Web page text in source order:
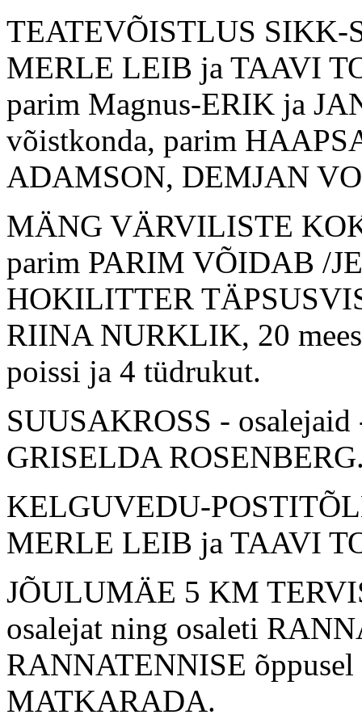
TEATEVÕISTLUS SIKK-
MERLE LEIB ja TAAVI
parim Magnus-ERIK ja
võistkonda, parim
ADAMSON, DEMJAN
MÄNG VÄRVILISTE
parim PARIM VÕIDAB /
HOKILITTER
RIINA NURKLIK, 20
poissi ja 4 tüdrukut.
SUUSAKROSS -
GRISELDA
KELGUVEDU-
MERLE LEIB ja TAAVI
JÕULUMÄE 5 KM
osalejat ning osaleti
RANNATENNISE
MATKARADA.